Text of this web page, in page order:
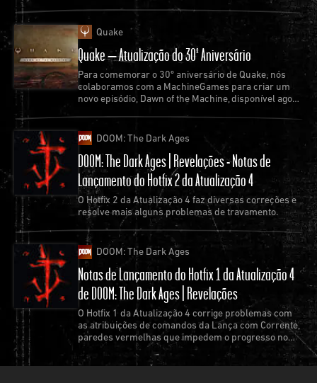
Quake
Quake – Atualização do 30º Aniversário
Para comemorar o 30º aniversário de Quake, nós
colaboramos com a MachineGames para criar um
novo episódio, Dawn of the Machine, disponível agora
DOOM: The Dark Ages
DOOM: The Dark Ages | Revelações - Notas de
Lançamento do Hotfix 2 da Atualização 4
O Hotfix 2 da Atualização 4 faz diversas correções e
resolve mais alguns problemas de travamento.
DOOM: The Dark Ages
Notas de Lançamento do Hotfix 1 da Atualização 4
de DOOM: The Dark Ages | Revelações
O Hotfix 1 da Atualização 4 corrige problemas com
as atribuições de comandos da Lança com Corrente,
paredes vermelhas que impedem o progresso no
jogo e os travamentos mais comuns.